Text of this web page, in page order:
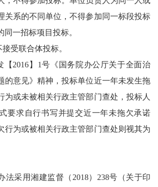
关系的不同单位，不得参加同一标段投标
一招标项目投标。
受联合体投标。
【2016】1号《国务院办公厅关于全面治
的意见》精神，投标单位近一年未发生拖
为或未被相关行政主管部门查处，投标人
要求自行书写并提交近一年未拖欠承诺
行为或被相关行政主管部门查处则视其为
法采用湘建监督（2018）238号（关于印